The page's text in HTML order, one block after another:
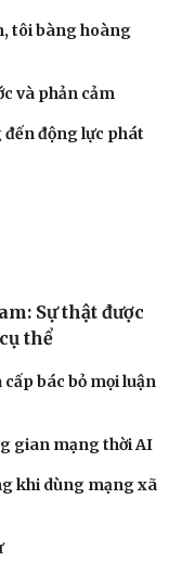
thời sự
cho bé
tâm hồn
tôi bàng hoàng
và phản cảm
động lực phát
Sự thật được
thể
bác bỏ mọi luận
gian mạng thời AI
khi dùng mạng xã